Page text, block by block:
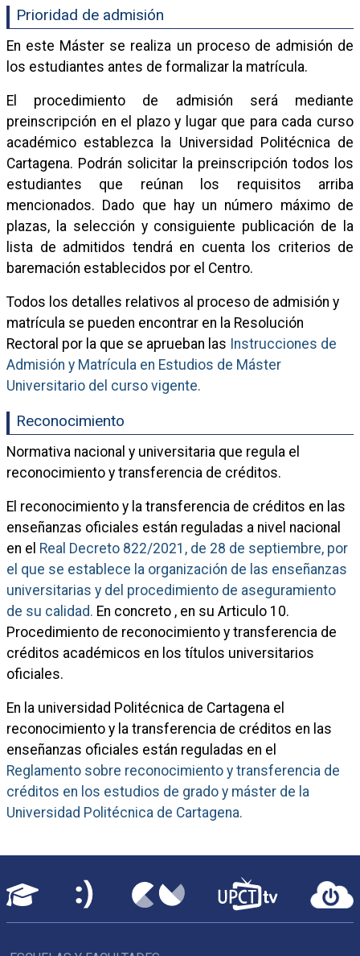
Prioridad de admisión
En este Máster se realiza un proceso de admisión de
los estudiantes antes de formalizar la matrícula.
El procedimiento de admisión será mediante
preinscripción en el plazo y lugar que para cada curso
académico establezca la Universidad Politécnica de
Cartagena. Podrán solicitar la preinscripción todos los
estudiantes que reúnan los requisitos arriba
mencionados. Dado que hay un número máximo de
plazas, la selección y consiguiente publicación de la
lista de admitidos tendrá en cuenta los criterios de
baremación establecidos por el Centro.
Todos los detalles relativos al proceso de admisión y
matrícula se pueden encontrar en la Resolución
Rectoral por la que se aprueban las Instrucciones de
Admisión y Matrícula en Estudios de Máster
Universitario del curso vigente.
Reconocimiento
Normativa nacional y universitaria que regula el
reconocimiento y transferencia de créditos.
El reconocimiento y la transferencia de créditos en las
enseñanzas oficiales están reguladas a nivel nacional
en el Real Decreto 822/2021, de 28 de septiembre, por
el que se establece la organización de las enseñanzas
universitarias y del procedimiento de aseguramiento
de su calidad. En concreto , en su Articulo 10.
Procedimiento de reconocimiento y transferencia de
créditos académicos en los títulos universitarios
oficiales.
En la universidad Politécnica de Cartagena el
reconocimiento y la transferencia de créditos en las
enseñanzas oficiales están reguladas en el
Reglamento sobre reconocimiento y transferencia de
créditos en los estudios de grado y máster de la
Universidad Politécnica de Cartagena.